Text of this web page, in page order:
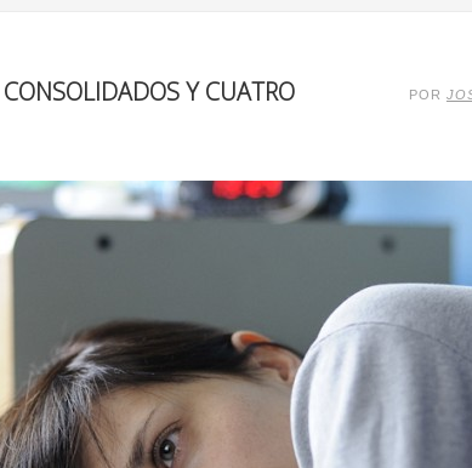
Y CUATRO
POR